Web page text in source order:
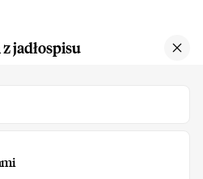
jadłospisu